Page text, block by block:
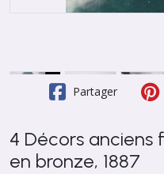
Partager
4 Décors anciens
en bronze, 1887